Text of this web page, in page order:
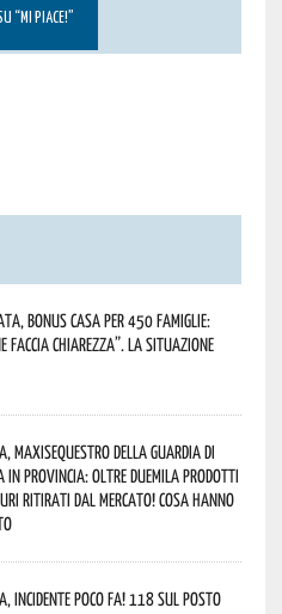
“MI PIACE!”
Bonus casa per 450 famiglie:
faccia chiarezza”. La situazione
maxisequestro della Guardia di
in provincia: oltre duemila prodotti
ritirati dal mercato! Cosa hanno
incidente poco fa! 118 sul posto